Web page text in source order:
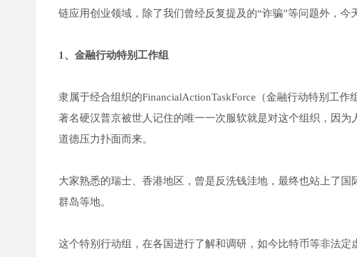
链应用创业领域，除了我们曾经反复提及的“诈骗”等问题外，今
1、金融行动特别工作组
隶属于经合组织的FinancialActionTaskForce（金融行动特别工
著名硬汉普京被世人记住的唯一一次服软就是对这个组织，因
道德压力扑面而来。
大家熟悉的瑞士、香港地区，曾是反洗钱洼地，最终也站上了
群岛等地。
这个特别行动组，在各国进行了解和调研，如今比特币等非法